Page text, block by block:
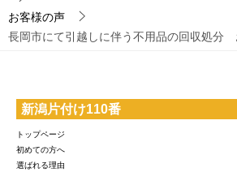
お客様の声
長岡市にて引越しに伴う不用品の回収処分
新潟片付け110番
トップページ
初めての方へ
選ばれる理由